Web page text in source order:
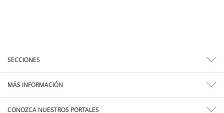
SECCIONES
MÁS INFORMACIÓN
CONOZCA NUESTROS PORTALES